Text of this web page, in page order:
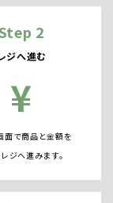
2
ジへ進む
¥
面で商品と金額を
ジへ進みます。